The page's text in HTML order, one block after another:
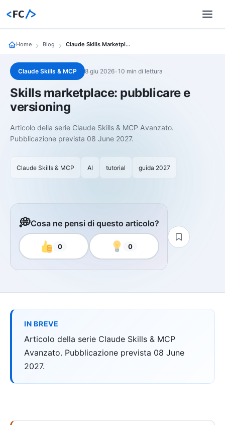
<FC/>
Home Blog Claude Skills Marketplace Versioning
Claude Skills & MCP 8 giu 2026•10 min di lettura
Skills marketplace: pubblicare e
versioning
Articolo della serie Claude Skills & MCP Avanzato.
Pubblicazione prevista 08 June 2027.
Claude Skills & MCP AI tutorial guida 2027
💭Cosa ne pensi di questo articolo?
0 0
IN BREVE
Articolo della serie Claude Skills & MCP
Avanzato. Pubblicazione prevista 08 June
2027.